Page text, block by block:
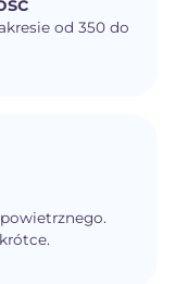
od 350 do